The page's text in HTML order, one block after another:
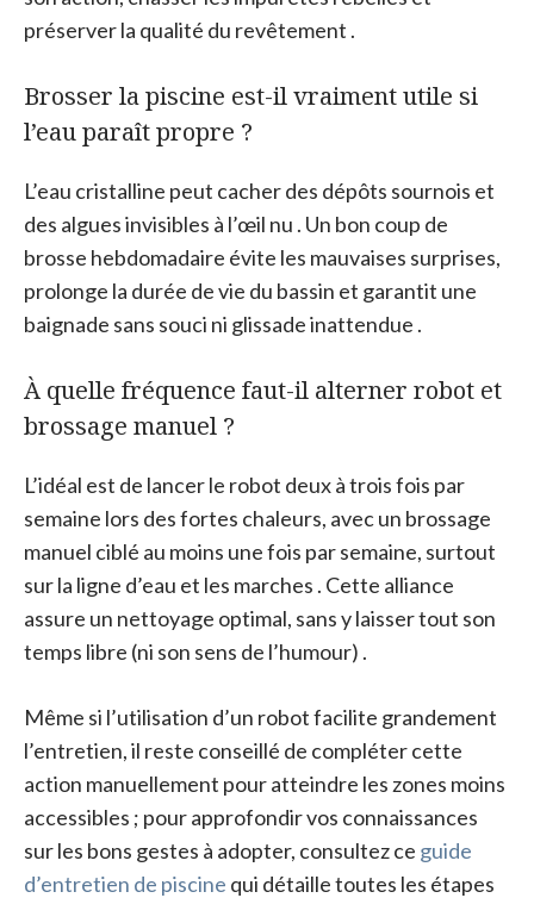
préserver la qualité du revêtement .
Brosser la piscine est-il vraiment utile si
l’eau paraît propre ?
L’eau cristalline peut cacher des dépôts sournois et
des algues invisibles à l’œil nu . Un bon coup de
brosse hebdomadaire évite les mauvaises surprises,
prolonge la durée de vie du bassin et garantit une
baignade sans souci ni glissade inattendue .
À quelle fréquence faut-il alterner robot et
brossage manuel ?
L’idéal est de lancer le robot deux à trois fois par
semaine lors des fortes chaleurs, avec un brossage
manuel ciblé au moins une fois par semaine, surtout
sur la ligne d’eau et les marches . Cette alliance
assure un nettoyage optimal, sans y laisser tout son
temps libre (ni son sens de l’humour) .
Même si l’utilisation d’un robot facilite grandement
l’entretien, il reste conseillé de compléter cette
action manuellement pour atteindre les zones moins
accessibles ; pour approfondir vos connaissances
sur les bons gestes à adopter, consultez ce guide
d’entretien de piscine qui détaille toutes les étapes